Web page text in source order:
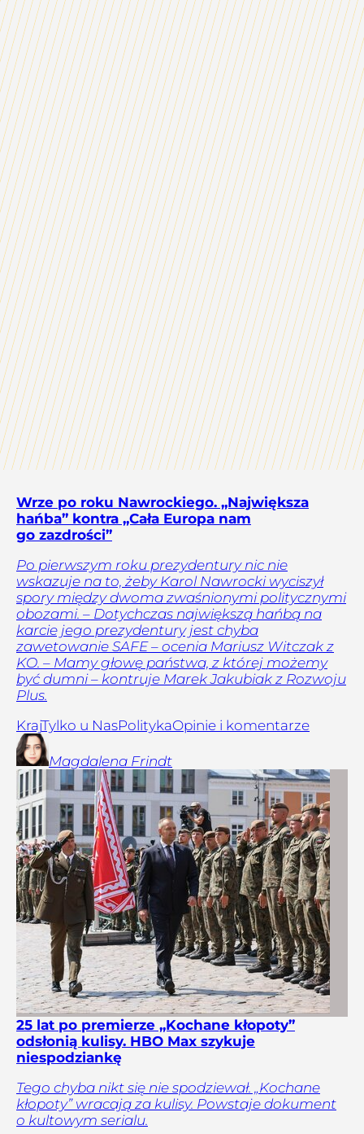
Wrze po roku Nawrockiego. „Największa
hańba” kontra „Cała Europa nam
go zazdrości”
Po pierwszym roku prezydentury nic nie
wskazuje na to, żeby Karol Nawrocki wyciszył
spory między dwoma zwaśnionymi politycznymi
obozami. – Dotychczas największą hańbą na
karcie jego prezydentury jest chyba
zawetowanie SAFE – ocenia Mariusz Witczak z
KO. – Mamy głowę państwa, z której możemy
być dumni – kontruje Marek Jakubiak z Rozwoju
Plus.
KrajTylko u NasPolitykaOpinie i komentarze
Magdalena Frindt
25 lat po premierze „Kochane kłopoty”
odsłonią kulisy. HBO Max szykuje
niespodziankę
Tego chyba nikt się nie spodziewał. „Kochane
kłopoty” wracają za kulisy. Powstaje dokument
o kultowym serialu.